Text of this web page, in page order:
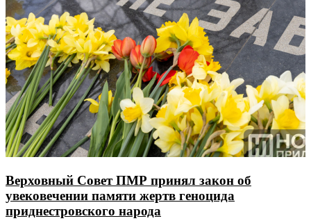
Верховный Совет ПМР принял закон об
увековечении памяти жертв геноцида
приднестровского народа